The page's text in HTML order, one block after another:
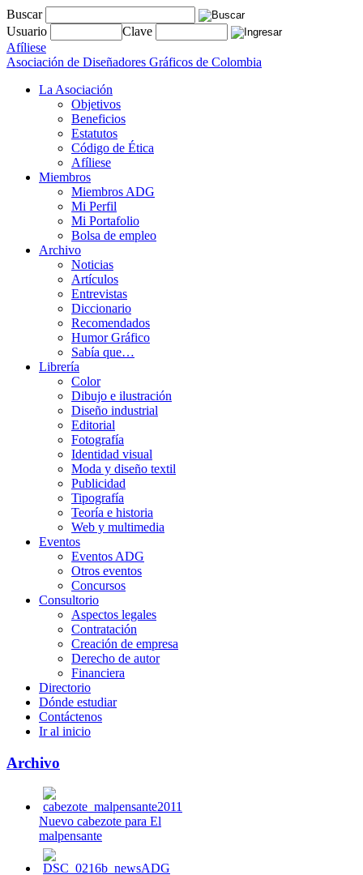
Buscar
Usuario
Clave
Afíliese
Asociación de Diseñadores Gráficos de Colombia
La Asociación
Objetivos
Beneficios
Estatutos
Código de Ética
Afíliese
Miembros
Miembros ADG
Mi Perfil
Mi Portafolio
Bolsa de empleo
Archivo
Noticias
Artículos
Entrevistas
Diccionario
Recomendados
Humor Gráfico
Sabía que…
Librería
Color
Dibujo e ilustración
Diseño industrial
Editorial
Fotografía
Identidad visual
Moda y diseño textil
Publicidad
Tipografía
Teoría e historia
Web y multimedia
Eventos
Eventos ADG
Otros eventos
Concursos
Consultorio
Aspectos legales
Contratación
Creación de empresa
Derecho de autor
Financiera
Directorio
Dónde estudiar
Contáctenos
Ir al inicio
Archivo
Nuevo cabezote para El
malpensante